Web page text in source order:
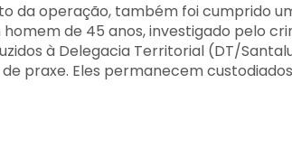
da operação, também foi cumprido
de 45 anos, investigado pelo
à Delegacia Territorial (DT/
praxe. Eles permanecem